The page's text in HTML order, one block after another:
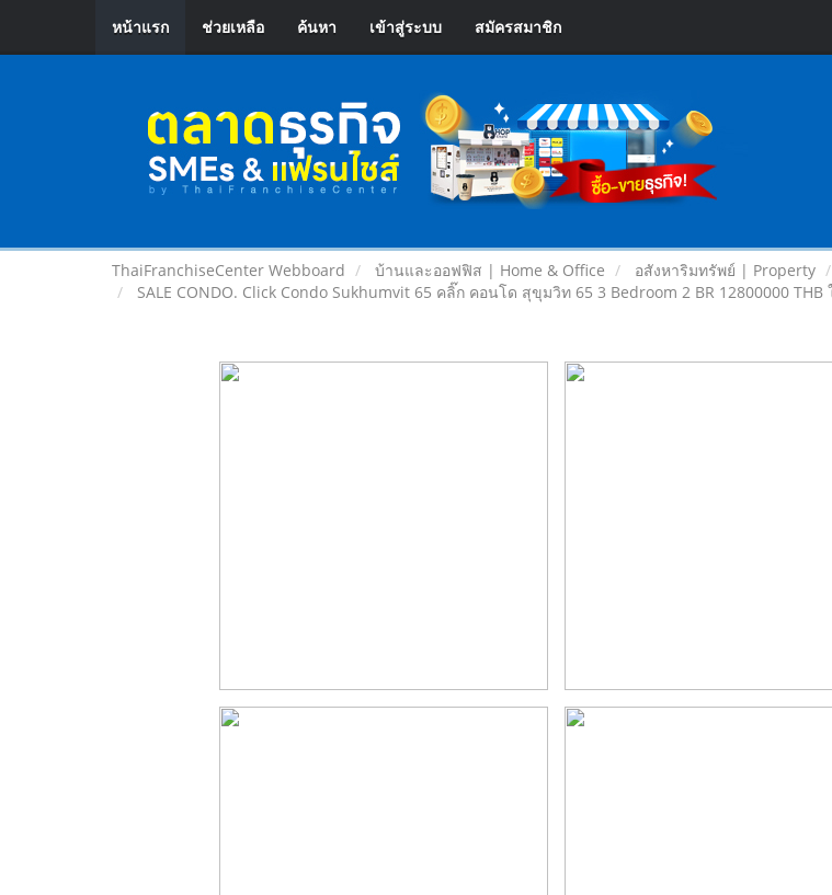
หน้าแรก ช่วยเหลือ ค้นหา เข้าสู่ระบบ สมัครสมาชิก
ThaiFranchiseCenter Webboard บ้านและออฟฟิส | Home & Office อสังหาริมทรัพย์ | Property
SALE CONDO. Click Condo Sukhumvit 65 คลิ๊ก คอนโด สุขุมวิท 65 3 Bedroom 2 BR 12800000 THB